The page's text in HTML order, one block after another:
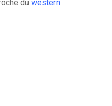
du western